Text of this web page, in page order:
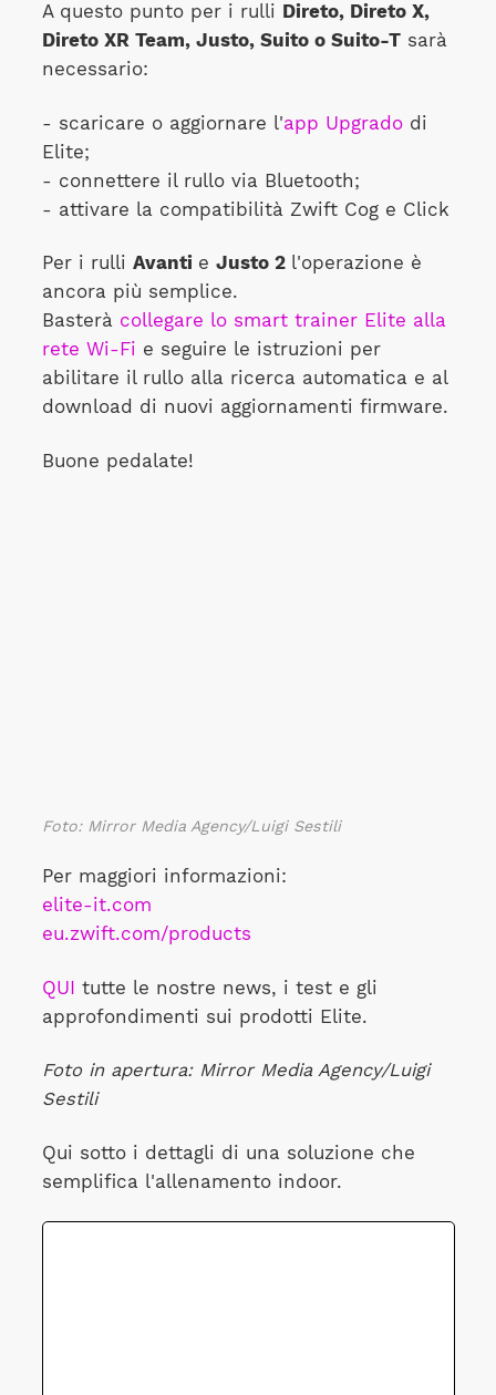
A questo punto per i rulli Direto, Direto X,
Direto XR Team, Justo, Suito o Suito-Tsarà
necessario:
- scaricare o aggiornare l'app Upgradodi
Elite;
- connettere il rullo via Bluetooth;
- attivare la compatibilità Zwift Cog e Click
Per i rulli Avanti e Justo 2 l'operazione è
ancora più semplice.
Basterà collegare lo smart trainer Elite alla
rete Wi-Fi e seguire le istruzioni per
abilitare il rullo alla ricerca automatica e al
download di nuovi aggiornamenti firmware.
Buone pedalate!
Foto: Mirror Media Agency/Luigi Sestili
Per maggiori informazioni:
elite-it.com
eu.zwift.com/products
QUI tutte le nostre news, i test e gli
approfondimenti sui prodotti Elite.
Foto in apertura: Mirror Media Agency/Luigi
Sestili
Qui sotto i dettagli di una soluzione che
semplifica l'allenamento indoor.